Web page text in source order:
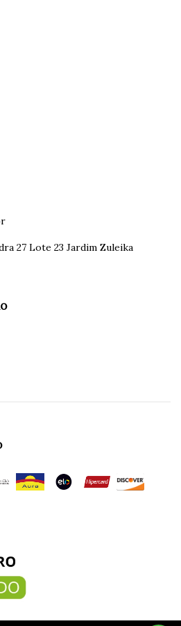
27 Lote 23 Jardim Zuleika